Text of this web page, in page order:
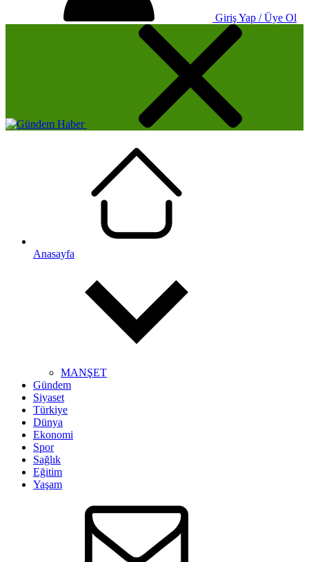
Giriş Yap / Üye Ol
Anasayfa
MANŞET
Gündem
Siyaset
Türkiye
Dünya
Ekonomi
Spor
Sağlık
Eğitim
Yaşam